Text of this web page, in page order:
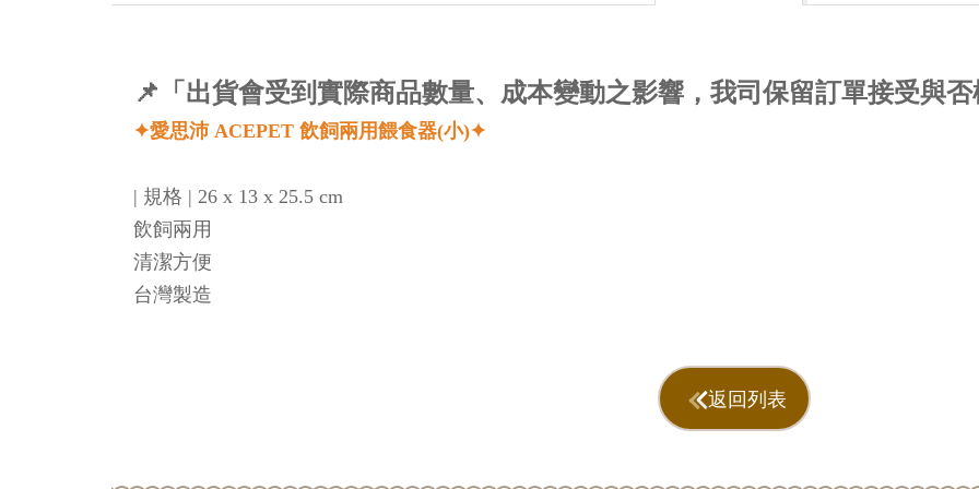
📌「出貨會受到實際商品數量、成本變動之影響，我司保留訂單接受與
✦愛思沛 ACEPET 飲飼兩用餵食器(小)✦
| 規格 | 26 x 13 x 25.5 cm
飲飼兩用
清潔方便
台灣製造
返回列表